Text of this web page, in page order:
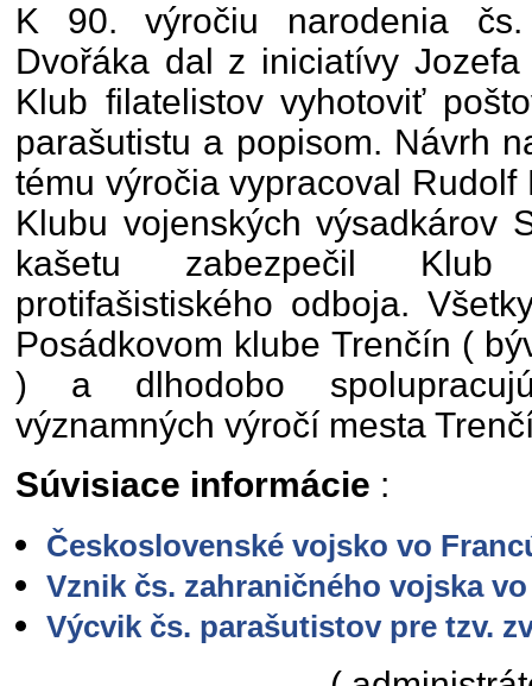
K 90. výročiu narodenia čs.
Dvořáka dal z iniciatívy
Klub filatelistov vyhotoviť
parašutistu a popisom. Návrh
tému výročia vypracoval
Klubu vojenských výsadkárov
kašetu zabezpečil Klub
protifašistiského odboja.
Posádkovom klube Trenčín (
) a dlhodobo
významných výročí mesta
Súvisiace informácie :
Československé vojsko vo
Vznik čs. zahraničného vojska
Výcvik čs. parašutistov pre tzv.